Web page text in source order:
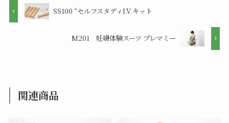
SS100 “セルフスタディI.V.キット
M201 妊婦体験スーツ プレマミー
関連商品